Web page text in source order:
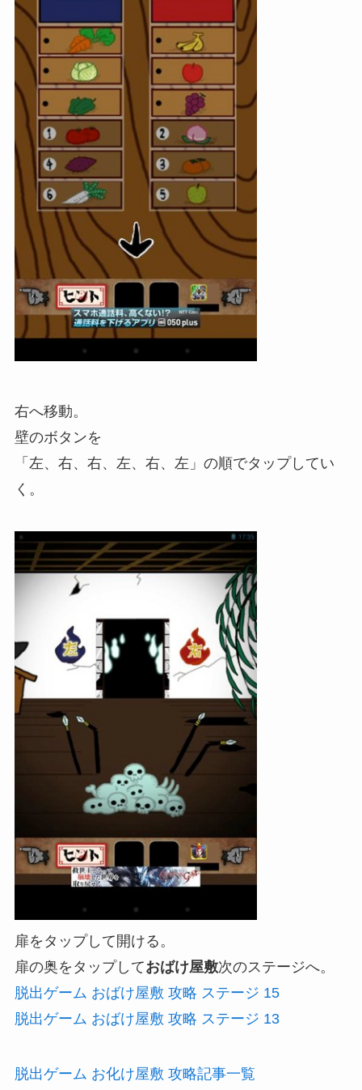
右へ移動。
壁のボタンを
「左、右、右、左、右、左」の順でタップしてい
く。
扉をタップして開ける。
扉の奥をタップしておばけ屋敷次のステージへ。
脱出ゲーム おばけ屋敷 攻略 ステージ 15
脱出ゲーム おばけ屋敷 攻略 ステージ 13
脱出ゲーム お化け屋敷 攻略記事一覧